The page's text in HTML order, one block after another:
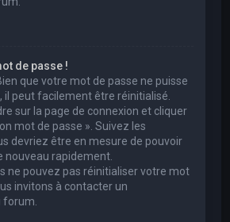
de passe !
que votre mot de passe ne puisse
il peut facilement être réinitialisé.
sur la page de connexion et cliquer
mot de passe ». Suivez les
devriez être en mesure de pouvoir
nouveau rapidement.
ne pouvez pas réinitialiser votre mot
invitons à contacter un